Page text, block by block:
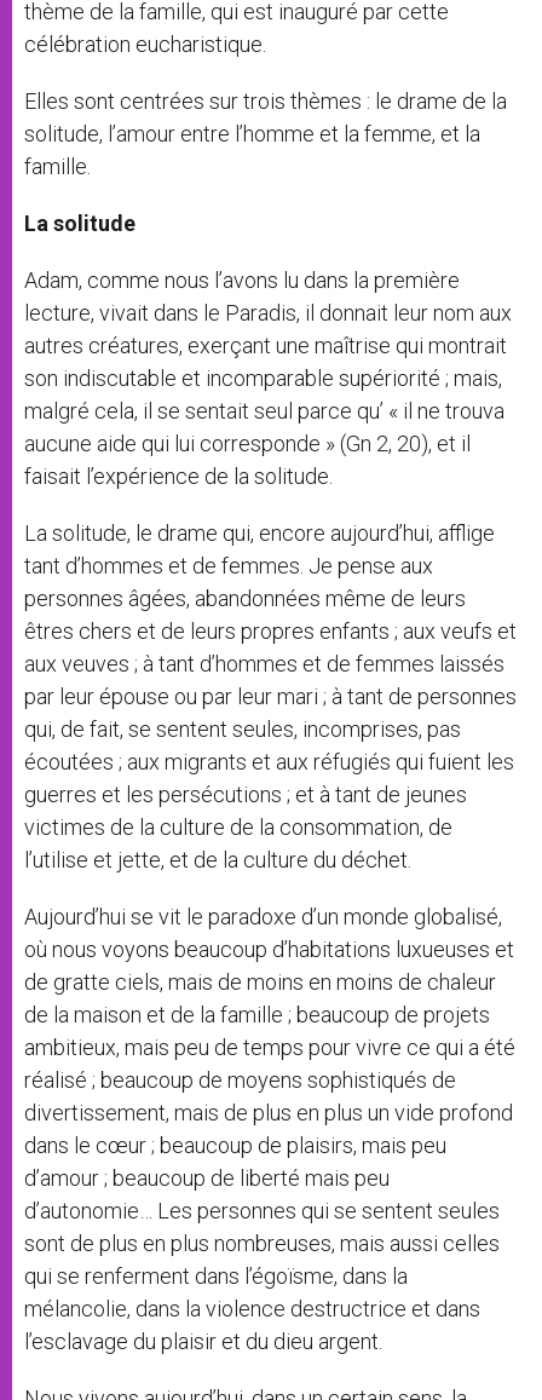
thème de la famille, qui est inauguré par cette
célébration eucharistique.
Elles sont centrées sur trois thèmes : le drame de la
solitude, l’amour entre l’homme et la femme, et la
famille.
La solitude
Adam, comme nous l’avons lu dans la première
lecture, vivait dans le Paradis, il donnait leur nom aux
autres créatures, exerçant une maîtrise qui montrait
son indiscutable et incomparable supériorité ; mais,
malgré cela, il se sentait seul parce qu’ « il ne trouva
aucune aide qui lui corresponde » (Gn 2, 20), et il
faisait l’expérience de la solitude.
La solitude, le drame qui, encore aujourd’hui, afflige
tant d’hommes et de femmes. Je pense aux
personnes âgées, abandonnées même de leurs
êtres chers et de leurs propres enfants ; aux veufs et
aux veuves ; à tant d’hommes et de femmes laissés
par leur épouse ou par leur mari ; à tant de personnes
qui, de fait, se sentent seules, incomprises, pas
écoutées ; aux migrants et aux réfugiés qui fuient les
guerres et les persécutions ; et à tant de jeunes
victimes de la culture de la consommation, de
l’utilise et jette, et de la culture du déchet.
Aujourd’hui se vit le paradoxe d’un monde globalisé,
où nous voyons beaucoup d’habitations luxueuses et
de gratte ciels, mais de moins en moins de chaleur
de la maison et de la famille ; beaucoup de projets
ambitieux, mais peu de temps pour vivre ce qui a été
réalisé ; beaucoup de moyens sophistiqués de
divertissement, mais de plus en plus un vide profond
dans le cœur ; beaucoup de plaisirs, mais peu
d’amour ; beaucoup de liberté mais peu
d’autonomie… Les personnes qui se sentent seules
sont de plus en plus nombreuses, mais aussi celles
qui se renferment dans l’égoïsme, dans la
mélancolie, dans la violence destructrice et dans
l’esclavage du plaisir et du dieu argent.